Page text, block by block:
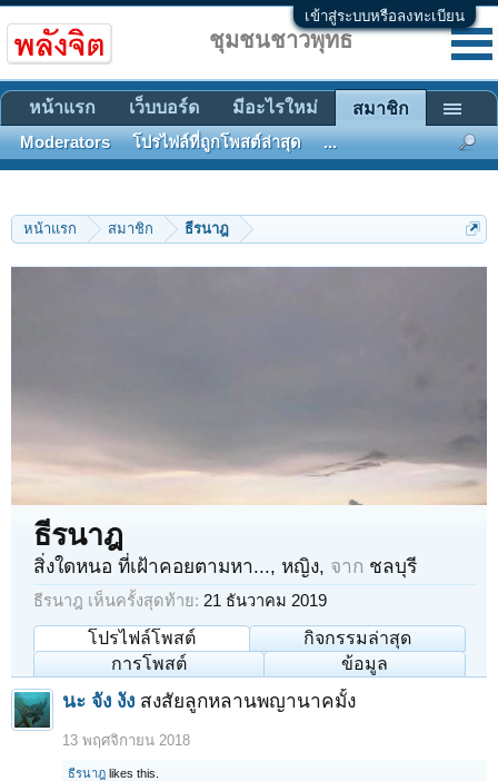
เข้าสู่ระบบหรือลงทะเบียน
หน้าแรก สมาชิก ธีรนาฎ
ธีรนาฎ
สิ่งใดหนอ ที่เฝ้าคอยตามหา..., หญิง, จาก ชลบุรี
ธีรนาฎ เห็นครั้งสุดท้าย: 21 ธันวาคม 2019
โปรไฟล์โพสต์
กิจกรรมล่าสุด
การโพสต์
ข้อมูล
นะ จัง งัง สงสัยลูกหลานพญานาคมั้ง
13 พฤศจิกายน 2018
ธีรนาฎ likes this.
ชุมชนชาวพุทธ
หน้าแรก เว็บบอร์ด มีอะไรใหม่ สมาชิก
Moderators โปรไฟล์ที่ถูกโพสต์ล่าสุด ...